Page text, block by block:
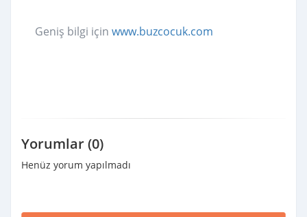
Geniş bilgi için www.buzcocuk.com
Yorumlar (0)
Henüz yorum yapılmadı